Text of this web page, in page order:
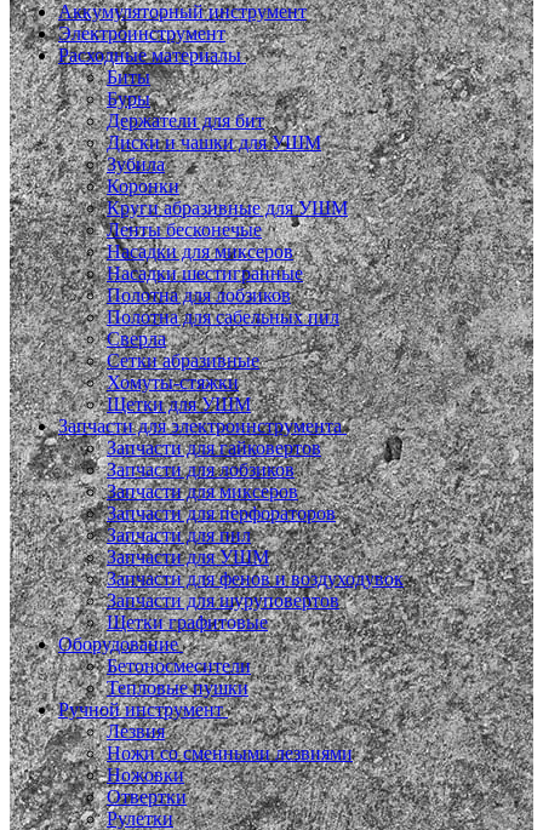
Аккумуляторный инструмент
Электроинструмент
Расходные материалы
Биты
Буры
Держатели для бит
Диски и чашки для УШМ
Зубила
Коронки
Круги абразивные для УШМ
Ленты бесконечые
Насадки для миксеров
Насадки шестигранные
Полотна для лобзиков
Полотна для сабельных пил
Сверла
Сетки абразивные
Хомуты-стяжки
Щетки для УШМ
Запчасти для электроинструмента
Запчасти для гайковертов
Запчасти для лобзиков
Запчасти для миксеров
Запчасти для перфораторов
Запчасти для пил
Запчасти для УШМ
Запчасти для фенов и воздуходувок
Запчасти для шуруповертов
Щетки графитовые
Оборудование
Бетоносмесители
Тепловые пушки
Ручной инструмент
Лезвия
Ножи со сменными лезвиями
Ножовки
Отвертки
Рулетки